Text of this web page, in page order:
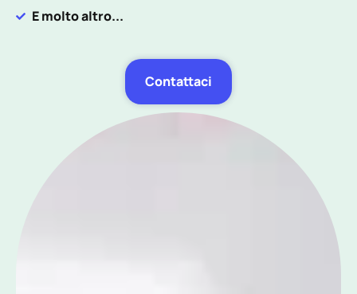
E molto altro...
Contattaci